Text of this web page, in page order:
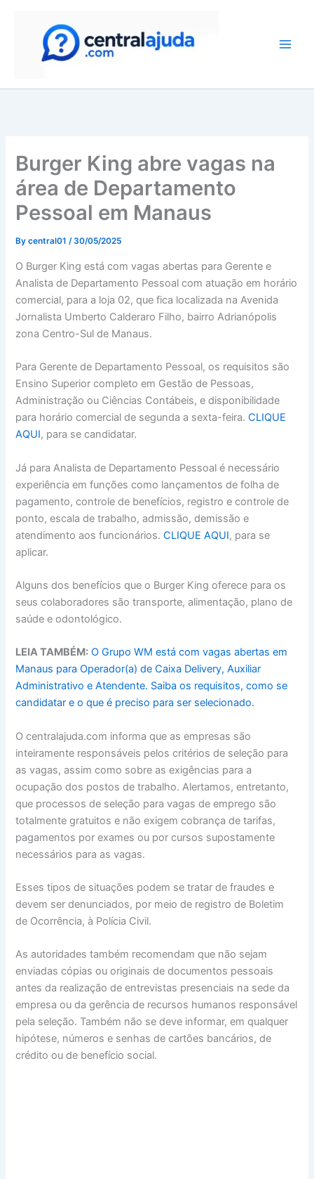
Burger King abre vagas na
área de Departamento
Pessoal em Manaus
Bycentral01/30/05/2025
O Burger King está com vagas abertas para Gerente e
Analista de Departamento Pessoal com atuação em horário
comercial, para a loja 02, que fica localizada na Avenida
Jornalista Umberto Calderaro Filho, bairro Adrianópolis
zona Centro-Sul de Manaus.
Para Gerente de Departamento Pessoal, os requisitos são
Ensino Superior completo em Gestão de Pessoas,
Administração ou Ciências Contábeis, e disponibilidade
para horário comercial de segunda a sexta-feira.CLIQUE
AQUI, para se candidatar.
Já para Analista de Departamento Pessoal é necessário
experiência em funções como lançamentos de folha de
pagamento, controle de benefícios, registro e controle de
ponto, escala de trabalho, admissão, demissão e
atendimento aos funcionários.CLIQUE AQUI, para se
aplicar.
Alguns dos benefícios que o Burger King oferece para os
seus colaboradores são transporte, alimentação, plano de
saúde e odontológico.
LEIA TAMBÉM: O Grupo WM está com vagas abertas em
Manaus para Operador(a) de Caixa Delivery, Auxiliar
Administrativo e Atendente. Saiba os requisitos, como se
candidatar e o que é preciso para ser selecionado.
O centralajuda.com informa que as empresas são
inteiramente responsáveis pelos critérios de seleção para
as vagas, assim como sobre as exigências para a
ocupação dos postos de trabalho. Alertamos, entretanto,
que processos de seleção para vagas de emprego são
totalmente gratuitos e não exigem cobrança de tarifas,
pagamentos por exames ou por cursos supostamente
necessários para as vagas.
Esses tipos de situações podem se tratar de fraudes e
devem ser denunciados, por meio de registro de Boletim
de Ocorrência, à Polícia Civil.
As autoridades também recomendam que não sejam
enviadas cópias ou originais de documentos pessoais
antes da realização de entrevistas presenciais na sede da
empresa ou da gerência de recursos humanos responsável
pela seleção. Também não se deve informar, em qualquer
hipótese, números e senhas de cartões bancários, de
crédito ou de benefício social.